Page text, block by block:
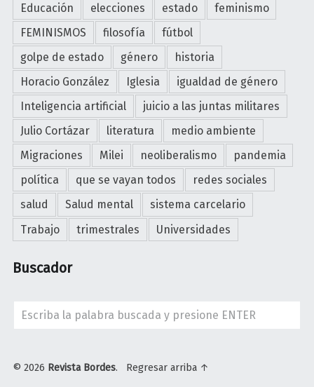
Educación
elecciones estado
feminismo
FEMINISMOS
filosofía
fútbol
golpe de estado
género
historia
Horacio González
Iglesia
igualdad de género
Inteligencia artificial
juicio a las juntas militares
Julio Cortázar
literatura
medio ambiente
Migraciones
Milei neoliberalismo
pandemia
política
que se vayan todos
redes sociales
salud
Salud mental
sistema carcelario
Trabajo
trimestrales Universidades
Buscador
Search
© 2026 Revista Bordes. Regresar arriba ↑